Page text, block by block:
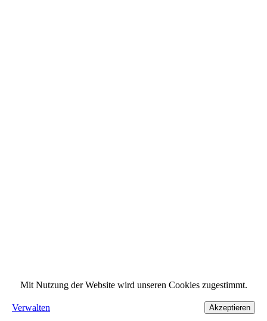
Mit Nutzung der Website wird unseren Cookies zugestimmt.
Verwalten Akzeptieren